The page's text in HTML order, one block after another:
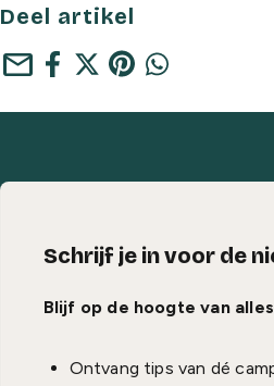
Deel artikel
mail
Schrijf je in voor de
Blijf op de hoogte van
Ontvang tips van dé